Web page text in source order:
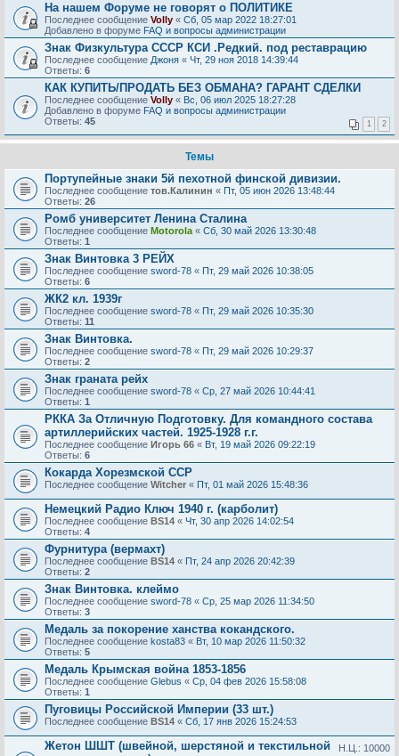
На нашем Форуме не говорят о ПОЛИТИКЕ
Последнее сообщение Volly « Сб, 05 мар 2022 18:27:01
Добавлено в форуме FAQ и вопросы администрации
Знак Физкультура СССР КСИ .Редкий. под реставрацию
Последнее сообщение Джоня « Чт, 29 ноя 2018 14:39:44
Ответы: 6
КАК КУПИТЬ/ПРОДАТЬ БЕЗ ОБМАНА? ГАРАНТ СДЕЛКИ
Последнее сообщение Volly « Вс, 06 июл 2025 18:27:28
Добавлено в форуме FAQ и вопросы администрации
Ответы: 45 1 2
Темы
Портупейные знаки 5й пехотной финской дивизии.
Последнее сообщение тов.Калинин « Пт, 05 июн 2026 13:48:44
Ответы: 26
Ромб университет Ленина Сталина
Последнее сообщение Motorola « Сб, 30 май 2026 13:30:48
Ответы: 1
Знак Винтовка 3 РЕЙХ
Последнее сообщение sword-78 « Пт, 29 май 2026 10:38:05
Ответы: 6
ЖК2 кл. 1939г
Последнее сообщение sword-78 « Пт, 29 май 2026 10:35:30
Ответы: 11
Знак Винтовка.
Последнее сообщение sword-78 « Пт, 29 май 2026 10:29:37
Ответы: 2
Знак граната рейх
Последнее сообщение sword-78 « Ср, 27 май 2026 10:44:41
Ответы: 1
РККА За Отличную Подготовку. Для командного состава
артиллерийских частей. 1925-1928 г.г.
Последнее сообщение Игорь 66 « Вт, 19 май 2026 09:22:19
Ответы: 6
Кокарда Хорезмской ССР
Последнее сообщение Witcher « Пт, 01 май 2026 15:48:36
Немецкий Радио Ключ 1940 г. (карболит)
Последнее сообщение BS14 « Чт, 30 апр 2026 14:02:54
Ответы: 4
Фурнитура (вермахт)
Последнее сообщение BS14 « Пт, 24 апр 2026 20:42:39
Ответы: 2
Знак Винтовка. клеймо
Последнее сообщение sword-78 « Ср, 25 мар 2026 11:34:50
Ответы: 3
Медаль за покорение ханства кокандского.
Последнее сообщение kosta83 « Вт, 10 мар 2026 11:50:32
Ответы: 5
Медаль Крымская война 1853-1856
Последнее сообщение Glebus « Ср, 04 фев 2026 15:58:08
Ответы: 1
Пуговицы Российской Империи (33 шт.)
Последнее сообщение BS14 « Сб, 17 янв 2026 15:24:53
Н.Ц.: 10000
Жетон ШШТ (швейной, шерстяной и текстильной